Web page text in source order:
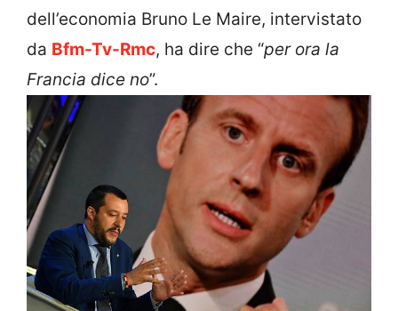
dell’economia Bruno Le Maire, intervistato
da Bfm-Tv-Rmc, ha dire che “per ora la
Francia dice no”.